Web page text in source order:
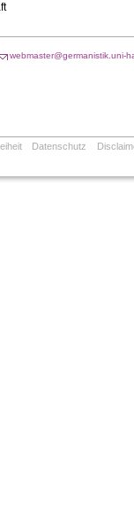
webmaster@germanistik.uni-
Datenschutz